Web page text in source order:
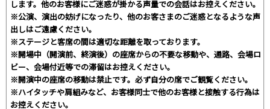
します。他のお客様にご迷惑が掛かる声量での会話はお控えください。
※公演、演出の妨げになったり、他のお客さまのご迷惑となるような声
出しはご遠慮ください。
※ステージと客席の間は適切な距離を取っております。
※開場中（開演前、終演後）の座席からの不要な移動や、通路、会場ロ
ビー、会場付近等での滞留はお控えください。
※開演中の座席の移動は禁止です。必ず自分の席でご観覧ください。
※ハイタッチや肩組みなど、お客様同士で他のお客様と接触する行為は
お控えください。